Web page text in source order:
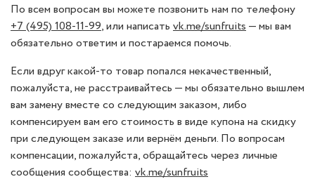
По всем вопросам вы можете позвонить нам по телефону
+7 (495) 108-11-99, или написать vk.me/sunfruits— мы вам
обязательно ответим и постараемся помочь.
Если вдруг какой-то товар попался некачественный,
пожалуйста, не расстраивайтесь — мы обязательно вышлем
вам замену вместе со следующим заказом, либо
компенсируем вам его стоимость в виде купона на скидку
при следующем заказе или вернём деньги. По вопросам
компенсации, пожалуйста, обращайтесь через личные
сообщения сообщества: vk.me/sunfruits